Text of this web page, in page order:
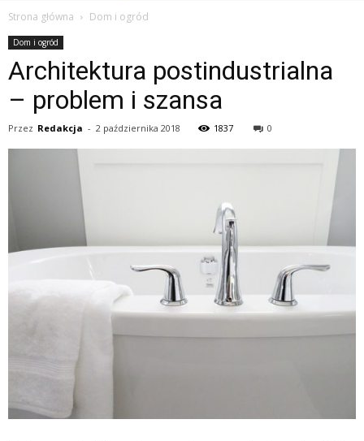
Strona główna Dom i ogród
Dom i ogród
Architektura postindustrialna
– problem i szansa
Przez Redakcja - 2 października 2018 1837 0